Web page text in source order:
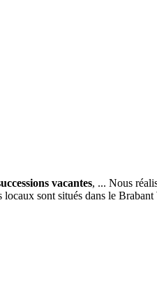
vacantes, ... Nous
locaux sont situés dans le